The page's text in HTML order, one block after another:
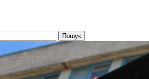
Пошук